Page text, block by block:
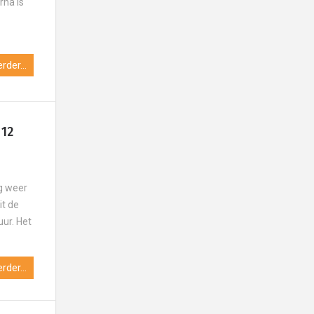
is
weer
de
Het